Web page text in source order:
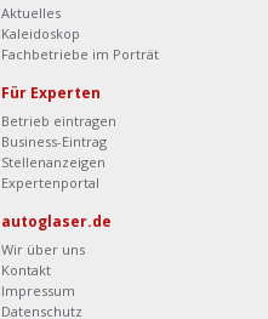
Aktuelles
Kaleidoskop
Fachbetriebe im Porträt
Für Experten
Betrieb eintragen
Business-Eintrag
Stellenanzeigen
Expertenportal
autoglaser.de
Wir über uns
Kontakt
Impressum
Datenschutz